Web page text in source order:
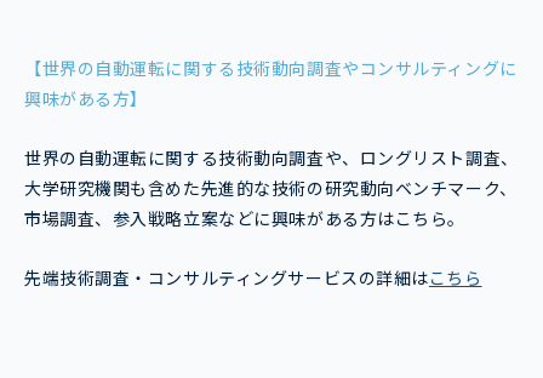
【世界の自動運転に関する技術動向調査やコンサルティングに
興味がある方】
世界の自動運転に関する技術動向調査や、ロングリスト調査、
大学研究機関も含めた先進的な技術の研究動向ベンチマーク、
市場調査、参入戦略立案などに興味がある方はこちら。
先端技術調査・コンサルティングサービスの詳細はこちら